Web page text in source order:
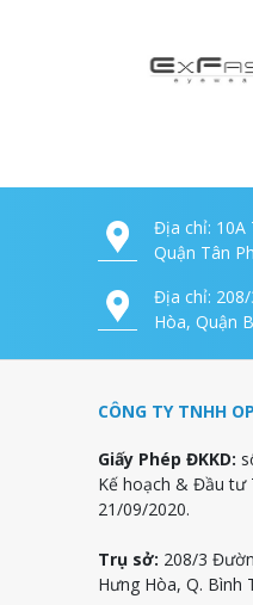
Địa chỉ: 10A
Quận Tân
Địa chỉ:
Hòa, Quận
CÔNG TY TNHH
Giấy Phép ĐKKD:
Kế hoạch & Đầu tư
21/09/2020.
Trụ sở: 208/3
Hưng Hòa, Q. Bình